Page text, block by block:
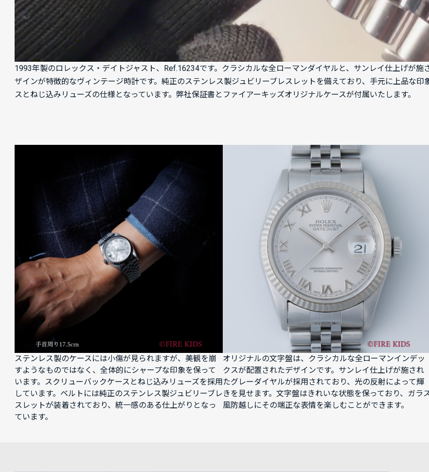
1993年製のロレックス・デイトジャスト、Ref.16234です。クラシカルな全ローマンダイヤルと、サンレイ仕上げが
ザインが特徴的なヴィンテージ時計です。純正のステンレス製ジュビリーブレスレットを備えており、手元に上品な
スとねじ込みリューズの仕様となっています。弊社保証書とファイアーキッズオリジナルケースが付属いたします。
ステンレス製のケースには小傷が見られますが、美観を崩
すようなものではなく、全体的にシャープな印象を保って
います。スクリューバックケースとねじ込みリューズを採用
しています。ベルトには純正のステンレス製ジュビリーブレ
スレットが装着されており、統一感のある仕上がりとなっ
ています。
オリジナルの文字盤は、クラシカルな全ローマンインデッ
クスが配置されたデザインです。サンレイ仕上げが施され
たグレーダイヤルが採用されており、光の反射によって輝
きを見せます。文字盤はきれいな状態を保っており、ガラ
風防越しにその端正な表情を楽しむことができます。